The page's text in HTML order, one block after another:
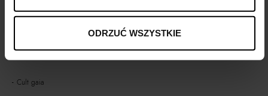
ODRZUĆ WSZYSTKIE
Przegląd modnych torebek na jesień
cult gaia